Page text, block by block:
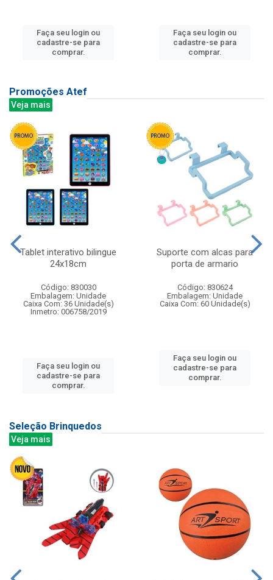
Faça seu login ou
cadastre-se para
comprar.
Faça seu login ou
cadastre-se para
comprar.
Promoções Atef
Veja mais
Tablet interativo bilingue
24x18cm
Código: 830030
Embalagem: Unidade
Caixa Com: 36 Unidade(s)
Inmetro: 006758/2019
Faça seu login ou
cadastre-se para
comprar.
Suporte com alcas para
porta de armario
Código: 830624
Embalagem: Unidade
Caixa Com: 60 Unidade(s)
Faça seu login ou
cadastre-se para
comprar.
Seleção Brinquedos
Veja mais